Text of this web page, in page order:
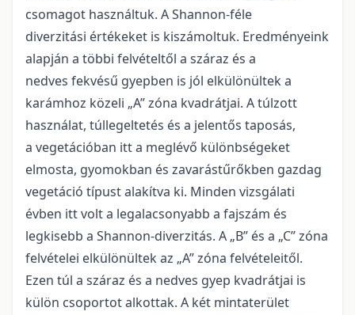
csomagot használtuk. A Shannon-féle
diverzitási értékeket is kiszámoltuk. Eredményeink
alapján a többi felvételtől a száraz és a
nedves fekvésű gyepben is jól elkülönültek a
karámhoz közeli „A” zóna kvadrátjai. A túlzott
használat, túllegeltetés és a jelentős taposás,
a vegetációban itt a meglévő különbségeket
elmosta, gyomokban és zavarástűrőkben gazdag
vegetáció típust alakítva ki. Minden vizsgálati
évben itt volt a legalacsonyabb a fajszám és
legkisebb a Shannon-diverzitás. A „B” és a „C” zóna
felvételei elkülönültek az „A” zóna felvételeitől.
Ezen túl a száraz és a nedves gyep kvadrátjai is
külön csoportot alkottak. A két mintaterület